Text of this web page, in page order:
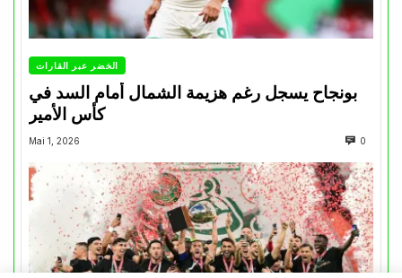
الخضر عبر القارات
بونجاح يسجل رغم هزيمة الشمال أمام السد في
كأس الأمير
Mai 1, 2026 0